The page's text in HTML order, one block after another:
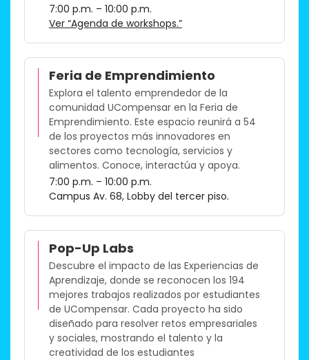
7:00 p.m. – 10:00 p.m.
Ver “Agenda de workshops.”
Feria de Emprendimiento
Explora el talento emprendedor de la
comunidad UCompensar en la Feria de
Emprendimiento. Este espacio reunirá a 54
de los proyectos más innovadores en
sectores como tecnología, servicios y
alimentos. Conoce, interactúa y apoya.
7:00 p.m. – 10:00 p.m.
Campus Av. 68, Lobby del tercer piso.​
Pop-Up Labs
Descubre el impacto de las Experiencias de
Aprendizaje, donde se reconocen los 194
mejores trabajos realizados por estudiantes
de UCompensar. Cada proyecto ha sido
diseñado para resolver retos empresariales
y sociales, mostrando el talento y la
creatividad de los estudiantes